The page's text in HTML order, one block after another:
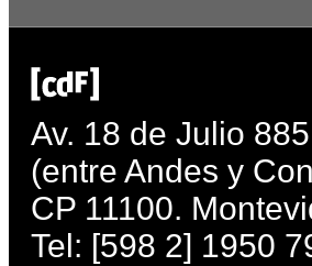
Av. 18 de Julio 885
(entre Andes y
CP 11100.
Tel: [598 2] 1950